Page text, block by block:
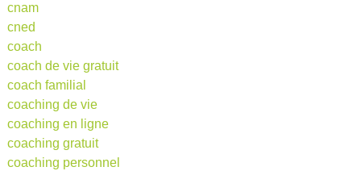
cnam
cned
coach
coach de vie gratuit
coach familial
coaching de vie
coaching en ligne
coaching gratuit
coaching personnel